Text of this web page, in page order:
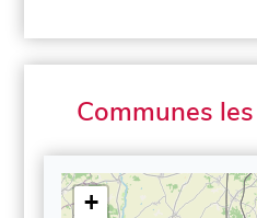
Communes
+